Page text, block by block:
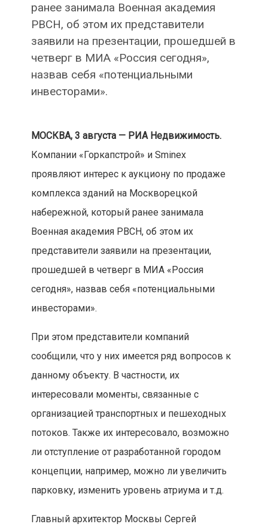
ранее занимала Военная академия
РВСН, об этом их представители
заявили на презентации, прошедшей в
четверг в МИА «Россия сегодня»,
назвав себя «потенциальными
инвесторами».
МОСКВА, 3 августа — РИА Недвижимость.
Компании «Горкапстрой» и Sminex
проявляют интерес к аукциону по продаже
комплекса зданий на Москворецкой
набережной, который ранее занимала
Военная академия РВСН, об этом их
представители заявили на презентации,
прошедшей в четверг в МИА «Россия
сегодня», назвав себя «потенциальными
инвесторами».
При этом представители компаний
сообщили, что у них имеется ряд вопросов к
данному объекту. В частности, их
интересовали моменты, связанные с
организацией транспортных и пешеходных
потоков. Также их интересовало, возможно
ли отступление от разработанной городом
концепции, например, можно ли увеличить
парковку, изменить уровень атриума и т.д.
Главный архитектор Москвы Сергей